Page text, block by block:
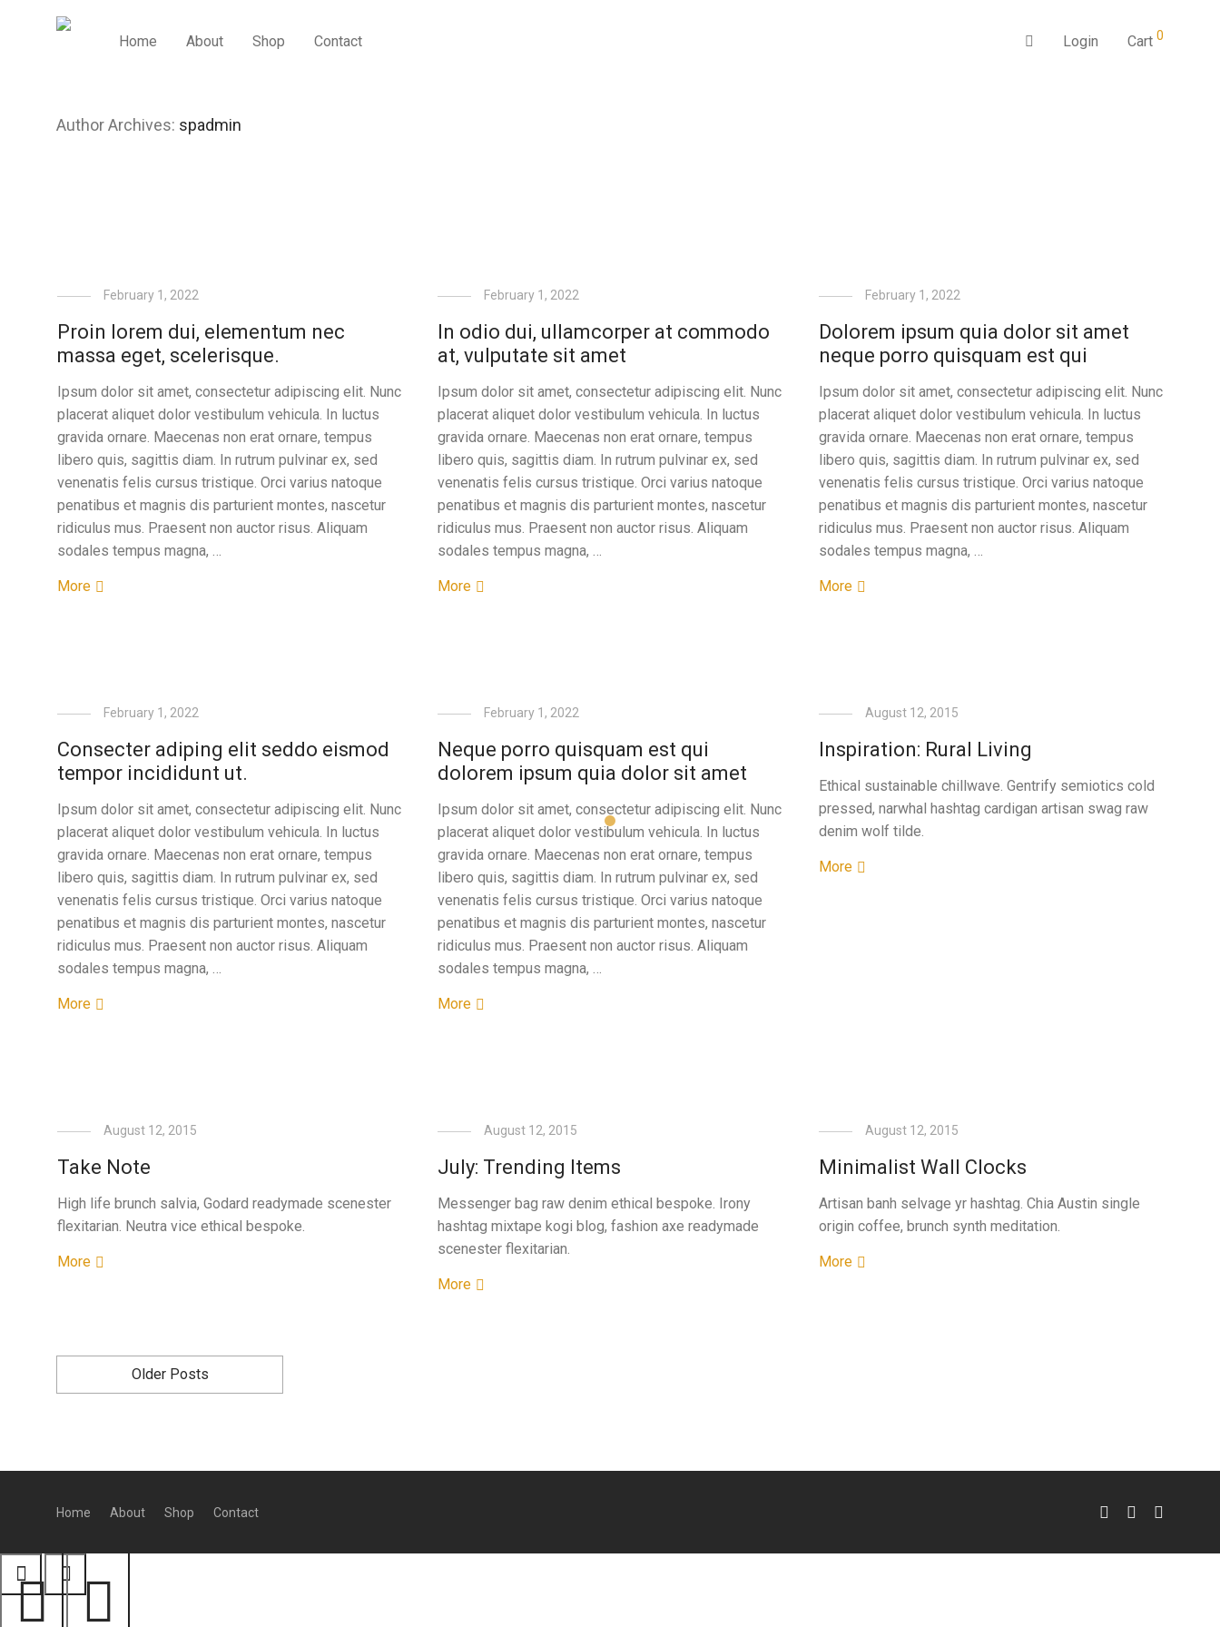
Home About Shop Contact Login Cart 0
Author Archives: spadmin
February 1, 2022
Proin lorem dui, elementum nec
massa eget, scelerisque.
Ipsum dolor sit amet, consectetur adipiscing elit. Nunc
placerat aliquet dolor vestibulum vehicula. In luctus
gravida ornare. Maecenas non erat ornare, tempus
libero quis, sagittis diam. In rutrum pulvinar ex, sed
venenatis felis cursus tristique. Orci varius natoque
penatibus et magnis dis parturient montes, nascetur
ridiculus mus. Praesent non auctor risus. Aliquam
sodales tempus magna, …
More
February 1, 2022
In odio dui, ullamcorper at commodo
at, vulputate sit amet
Ipsum dolor sit amet, consectetur adipiscing elit. Nunc
placerat aliquet dolor vestibulum vehicula. In luctus
gravida ornare. Maecenas non erat ornare, tempus
libero quis, sagittis diam. In rutrum pulvinar ex, sed
venenatis felis cursus tristique. Orci varius natoque
penatibus et magnis dis parturient montes, nascetur
ridiculus mus. Praesent non auctor risus. Aliquam
sodales tempus magna, …
More
February 1, 2022
Dolorem ipsum quia dolor sit amet
neque porro quisquam est qui
Ipsum dolor sit amet, consectetur adipiscing elit. Nunc
placerat aliquet dolor vestibulum vehicula. In luctus
gravida ornare. Maecenas non erat ornare, tempus
libero quis, sagittis diam. In rutrum pulvinar ex, sed
venenatis felis cursus tristique. Orci varius natoque
penatibus et magnis dis parturient montes, nascetur
ridiculus mus. Praesent non auctor risus. Aliquam
sodales tempus magna, …
More
February 1, 2022
Consecter adiping elit seddo eismod
tempor incididunt ut.
Ipsum dolor sit amet, consectetur adipiscing elit. Nunc
placerat aliquet dolor vestibulum vehicula. In luctus
gravida ornare. Maecenas non erat ornare, tempus
libero quis, sagittis diam. In rutrum pulvinar ex, sed
venenatis felis cursus tristique. Orci varius natoque
penatibus et magnis dis parturient montes, nascetur
ridiculus mus. Praesent non auctor risus. Aliquam
sodales tempus magna, …
More
February 1, 2022
Neque porro quisquam est qui
dolorem ipsum quia dolor sit amet
Ipsum dolor sit amet, consectetur adipiscing elit. Nunc
placerat aliquet dolor vestibulum vehicula. In luctus
gravida ornare. Maecenas non erat ornare, tempus
libero quis, sagittis diam. In rutrum pulvinar ex, sed
venenatis felis cursus tristique. Orci varius natoque
penatibus et magnis dis parturient montes, nascetur
ridiculus mus. Praesent non auctor risus. Aliquam
sodales tempus magna, …
More
August 12, 2015
Inspiration: Rural Living
Ethical sustainable chillwave. Gentrify semiotics cold
pressed, narwhal hashtag cardigan artisan swag raw
denim wolf tilde.
More
August 12, 2015
Take Note
High life brunch salvia, Godard readymade scenester
flexitarian. Neutra vice ethical bespoke.
More
August 12, 2015
July: Trending Items
Messenger bag raw denim ethical bespoke. Irony
hashtag mixtape kogi blog, fashion axe readymade
scenester flexitarian.
More
August 12, 2015
Minimalist Wall Clocks
Artisan banh selvage yr hashtag. Chia Austin single
origin coffee, brunch synth meditation.
More
Older Posts
Home About Shop Contact